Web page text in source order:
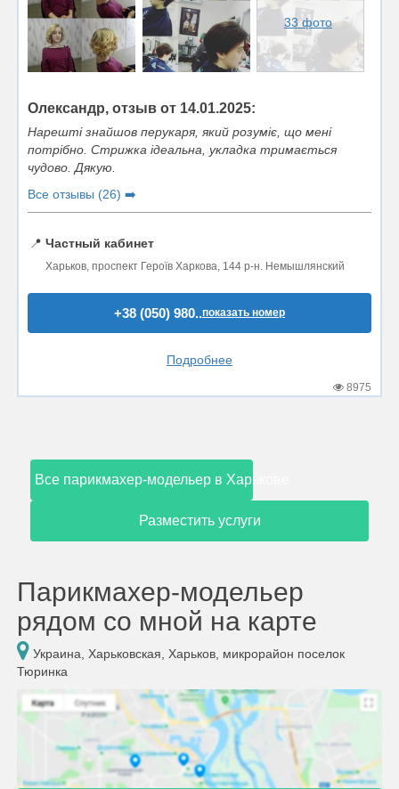
33 фото
Олександр, отзыв от 14.01.2025:
Нарешті знайшов перукаря, який розуміє, що мені
потрібно. Стрижка ідеальна, укладка тримається
чудово. Дякую.
Все отзывы (26) ➡️
📍 Частный кабинет
Харьков, проспект Героїв Харкова, 144 р-н. Немышлянский
+38 (050) 980..показать номер
Подробнее
8975
Все парикмахер-модельер в Харькове
Разместить услуги
Парикмахер-модельер
рядом со мной на карте
Украина, Харьковская, Харьков, микрорайон поселок
Тюринка